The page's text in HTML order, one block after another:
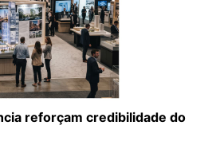
reforçam credibilidade do